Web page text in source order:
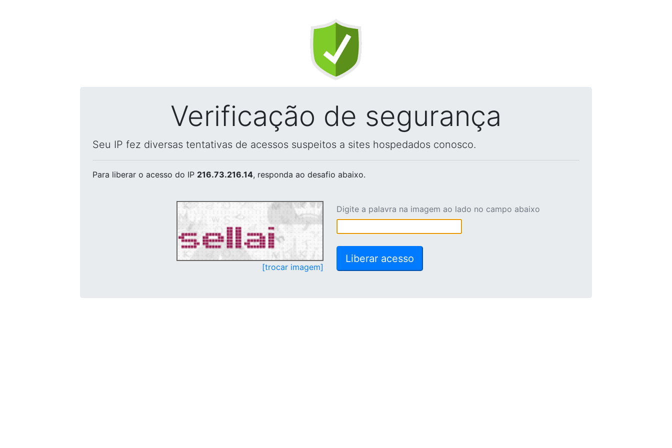
Verificação de segurança
Seu IP fez diversas tentativas de acessos suspeitos a sites hospedados conosco.
Para liberar o acesso do IP 216.73.216.14, responda ao desafio abaixo.
[trocar imagem]
Digite a palavra na imagem ao lado no campo abaixo